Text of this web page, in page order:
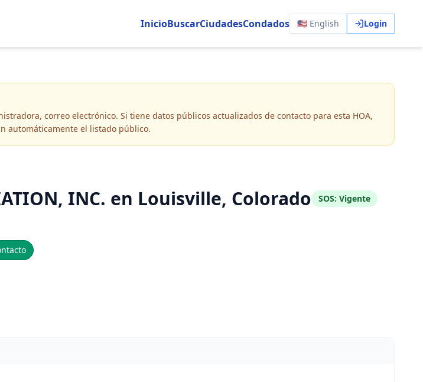
InicioBuscarCiudadesCondados 🇺🇸 English Login
correo electrónico. Si tiene datos públicos actualizados de contacto para esta HOA,
automáticamente el listado público.
INC. en Louisville, Colorado SOS: Vigente